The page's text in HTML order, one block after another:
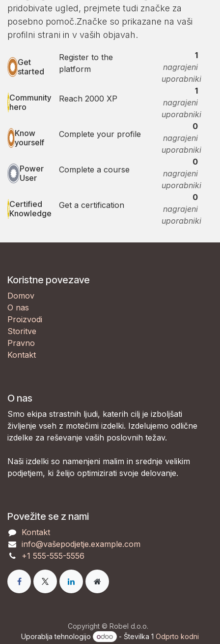
pridobivate ugled, prejmete tudi značke za
posebno pomoč.Značke so prikazane na vaši
profilni strani in v vaših objavah.
Get
started
Register to the
platform
1
nagrajeni
uporabniki
Community
hero
Reach 2000 XP
1
nagrajeni
uporabniki
Know
yourself
Complete your profile
0
nagrajeni
uporabniki
Power
User
Complete a course
0
nagrajeni
uporabniki
Certified
Knowledge
Get a certification
0
nagrajeni
uporabniki
Koristne povezave
Domov
O nas
Proizvodi
Storitve
Pravno
Kontakt
O nas
Smo ekipa strastnih ljudi, katerih cilj je izboljšati
življenje vseh z motečimi izdelki. Izdelujemo odlične
izdelke za reševanje vaših poslovnih težav.
Naši izdelki so namenjeni malim in srednje velikim
podjetjem, ki želijo optimizirati svoje delovanje.
Povežite se z nami
Kontakt
info@vašepodjetje.example.com
+1 555-555-5556
Copyright © Robel d.o.o.
Uporablja tehnologijo
- Številka 1 Odprto kodni